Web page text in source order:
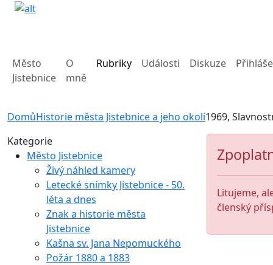
Město
Jistebnice
O
mně
Rubriky Události Diskuze
DomůHistorie města Jistebnice a jeho okolí1969,
Litujeme,
členský
Kategorie
Město Jistebnice
Živý náhled kamery
Letecké snímky Jistebnice - 50.
léta a dnes
Znak a historie města
Jistebnice
Kašna sv. Jana Nepomuckého
Požár 1880 a 1883